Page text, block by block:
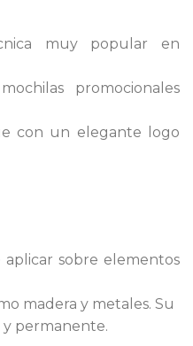
muy popular en
promocionales
con un elegante logo
sobre elementos
madera y metales. Su
y permanente.